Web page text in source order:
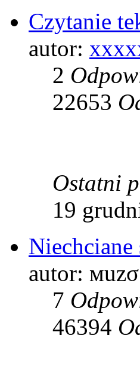
Czytanie
autor:
2
22653
Ostatni
19
autor:
7
46394